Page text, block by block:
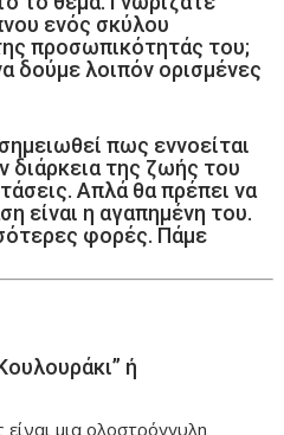
ενός σκύλου
προσωπικότητάς του;
δούμε λοιπόν ορισμένες
πως εννοείται
διάρκεια της ζωής του
Απλά θα πρέπει να
είναι η αγαπημένη του.
φορές. Πάμε
ή
μια ολοστρόγγυλη